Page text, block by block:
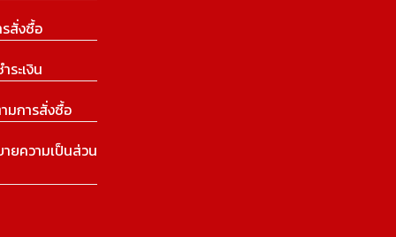
สั่งซื้อ
ระเงิน
มการสั่งซื้อ
ายความเป็นส่วน